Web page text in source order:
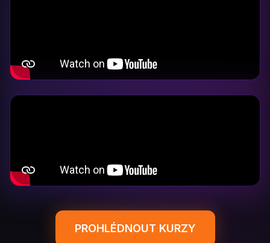
PROHLÉDNOUT KURZY